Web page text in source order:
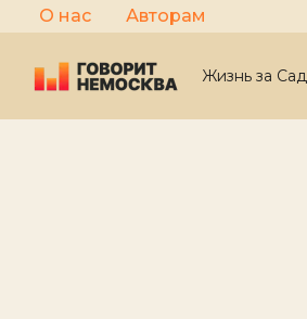
Перейти
к
содержимому
О нас Авторам
Жизнь за